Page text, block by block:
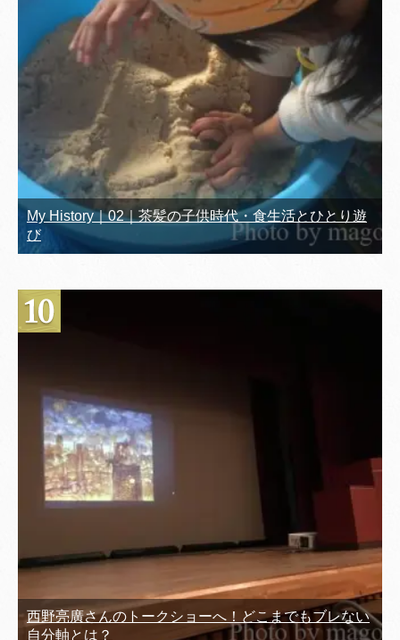
My History｜02｜茶髪の子供時代・食生活とひとり遊
び
西野亮廣さんのトークショーへ！どこまでもブレない
自分軸とは？